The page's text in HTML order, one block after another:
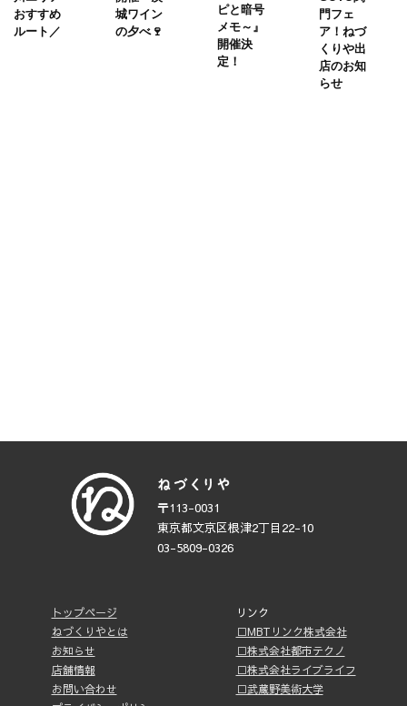
おすすめ
ルート／
城ワイン
の夕べ🍷
ピと暗号
メモ～』
開催決
定！
門フェ
ア！ねづ
くりや出
店のお知
らせ
〒113-0031
東京都文京区根津2丁目22-10
03-5809-0326
トップページ
ねづくりやとは
お知らせ
店舗情報
お問い合わせ
リンク
□MBTリンク株式会社
□株式会社都市テクノ
□株式会社ライブライフ
□武蔵野美術大学